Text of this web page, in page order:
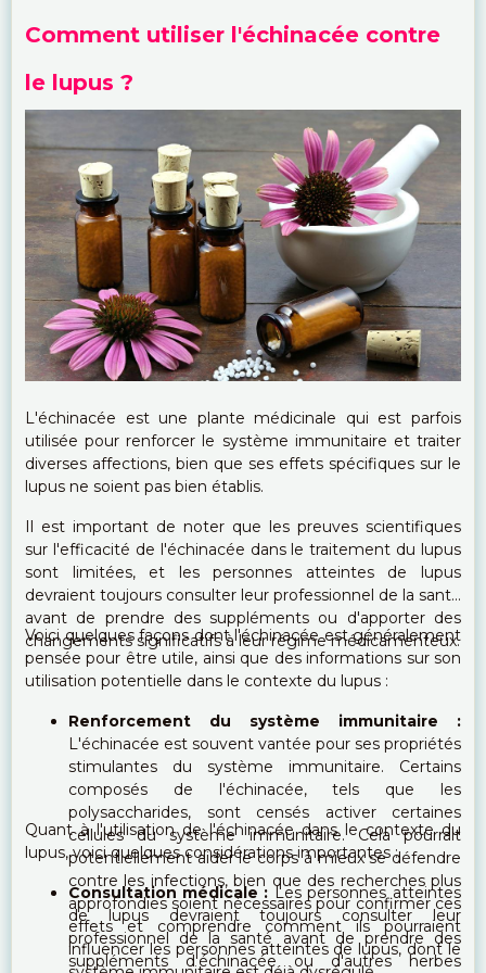
Comment utiliser l'échinacée contre
le lupus ?
L'échinacée est une plante médicinale qui est parfois
utilisée pour renforcer le système immunitaire et traiter
diverses affections, bien que ses effets spécifiques sur le
lupus ne soient pas bien établis.
Il est important de noter que les preuves scientifiques
sur l'efficacité de l'échinacée dans le traitement du lupus
sont limitées, et les personnes atteintes de lupus
devraient toujours consulter leur professionnel de la santé
avant de prendre des suppléments ou d'apporter des
changements significatifs à leur régime médicamenteux.
Voici quelques façons dont l'échinacée est généralement
pensée pour être utile, ainsi que des informations sur son
utilisation potentielle dans le contexte du lupus :
Renforcement du système immunitaire :
L'échinacée est souvent vantée pour ses propriétés
stimulantes du système immunitaire. Certains
composés de l'échinacée, tels que les
polysaccharides, sont censés activer certaines
cellules du système immunitaire. Cela pourrait
potentiellement aider le corps à mieux se défendre
contre les infections, bien que des recherches plus
approfondies soient nécessaires pour confirmer ces
effets et comprendre comment ils pourraient
influencer les personnes atteintes de lupus, dont le
Quant à l'utilisation de l'échinacée dans le contexte du
lupus, voici quelques considérations importantes :
Consultation médicale : Les personnes atteintes
de lupus devraient toujours consulter leur
professionnel de la santé avant de prendre des
suppléments d'échinacée ou d'autres herbes